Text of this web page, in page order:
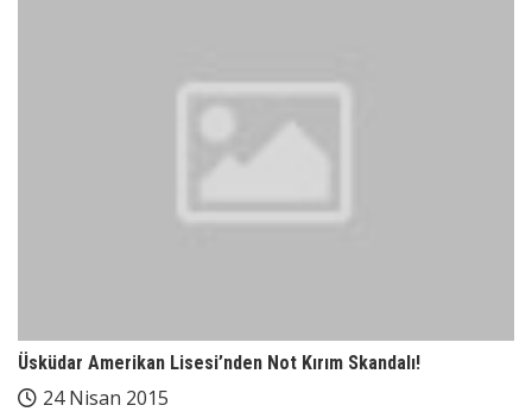
Üsküdar Amerikan Lisesi’nden Not Kırım Skandalı!
24 Nisan 2015